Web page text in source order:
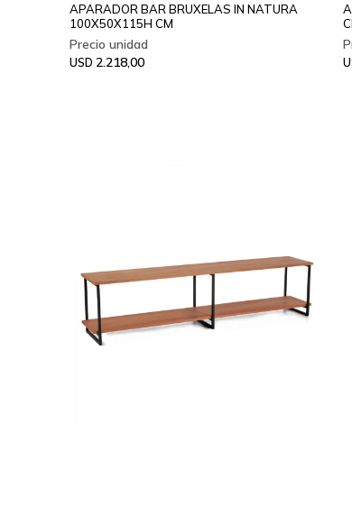
APARADOR BAR BRUXELAS IN NATURA
100X50X115H CM
USD 2.218,00